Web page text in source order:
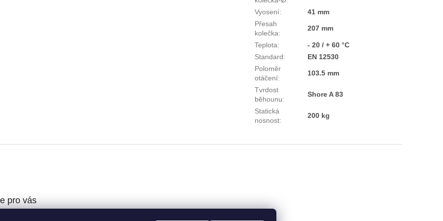
Vyosení:
41 mm
Přesah
kolečka:
207 mm
Teplota:
- 20 / + 60 °C
Standard:
EN 12530
Poloměr
otáčení:
103.5 mm
Tvrdost
běhounu:
Shore A 83
Statická
nosnost:
200 kg
pro vás